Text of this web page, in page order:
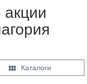
 Каталоги